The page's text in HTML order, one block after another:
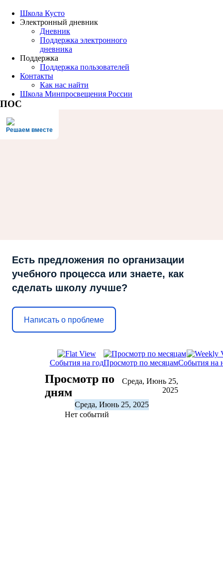
Школа Кусто
Электронный дневник
Дневник
Поддержка электронного
дневника
Поддержка
Поддержка пользователей
Контакты
Как нас найти
Школа Минпросвещения России
ПОС
Решаем вместе
Есть предложения по организации
учебного процесса или знаете, как
сделать школу лучше?
Написать о проблеме
События на годПросмотр по месяцамСобытия на
Просмотр по
дням
Среда, Июнь 25,
2025
Среда, Июнь 25, 2025
Нет событий